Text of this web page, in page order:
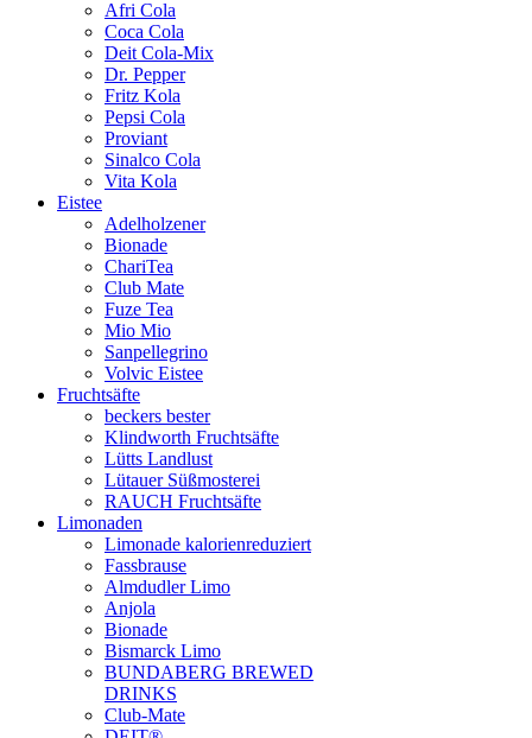
Afri Cola
Coca Cola
Deit Cola-Mix
Dr. Pepper
Fritz Kola
Pepsi Cola
Proviant
Sinalco Cola
Vita Kola
Eistee
Adelholzener
Bionade
ChariTea
Club Mate
Fuze Tea
Mio Mio
Sanpellegrino
Volvic Eistee
Fruchtsäfte
beckers bester
Klindworth Fruchtsäfte
Lütts Landlust
Lütauer Süßmosterei
RAUCH Fruchtsäfte
Limonaden
Limonade kalorienreduziert
Fassbrause
Almdudler Limo
Anjola
Bionade
Bismarck Limo
BUNDABERG BREWED
DRINKS
Club-Mate